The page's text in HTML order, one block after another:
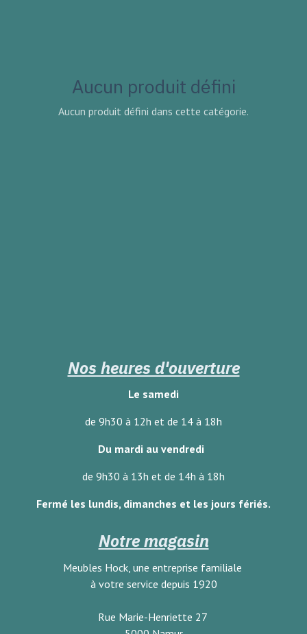
Aucun produit défini
Aucun produit défini dans cette catégorie.
Nos heures d'ouverture
Le samedi
de 9h30 à 12h et de 14 à 18h
Du mardi au vendredi
de 9h30 à 13h et de 14h à 18h
Fermé les lundis, dimanches et les jours fériés.
Notre magasin
Meubles Hock, une entreprise familiale
à votre service depuis 1920
Rue Marie-Henriette 27